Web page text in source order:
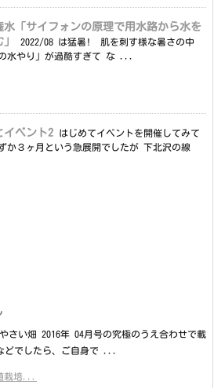
水「サイフォンの原理で用水路から水を
2022/08 は猛暑! 肌を刺す様な暑さの中
の水やり」が過酷すぎて な ...
イベント2
はじめてイベントを開催してみて
か３ヶ月という急展開でしたが 下北沢の線
さい畑 2016年 04月号の究極のうえ合わせで載
どでしたら、ご自身で ...
栽培...